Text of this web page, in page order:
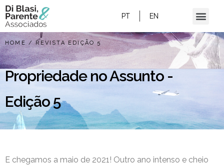
PT EN
HOME/REVISTA EDIÇÃO 5
Propriedade no Assunto -
Edição 5
E chegamos a maio de 2021! Outro ano intenso e cheio